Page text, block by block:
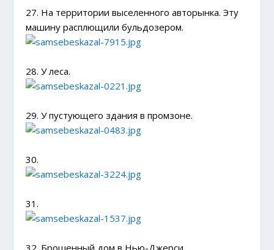
27. На территории выселенного авторынка. Эту
машину расплющили бульдозером.
28. У леса.
29. У пустующего здания в промзоне.
30.
31.